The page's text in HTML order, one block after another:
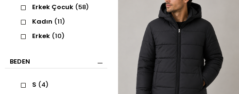
Erkek Çocuk (58)
Kadın (11)
Erkek (10)
BEDEN
S (4)